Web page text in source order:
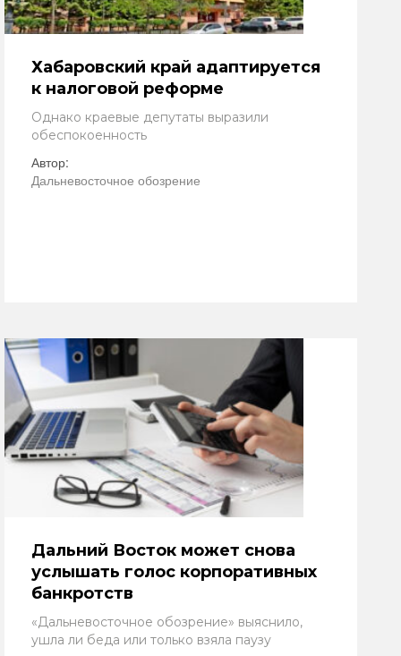
Хабаровский край адаптируется
к налоговой реформе
Однако краевые депутаты выразили
обеспокоенность
Автор:
Дальневосточное обозрение
Дальний Восток может снова
услышать голос корпоративных
банкротств
«Дальневосточное обозрение» выяснило,
ушла ли беда или только взяла паузу